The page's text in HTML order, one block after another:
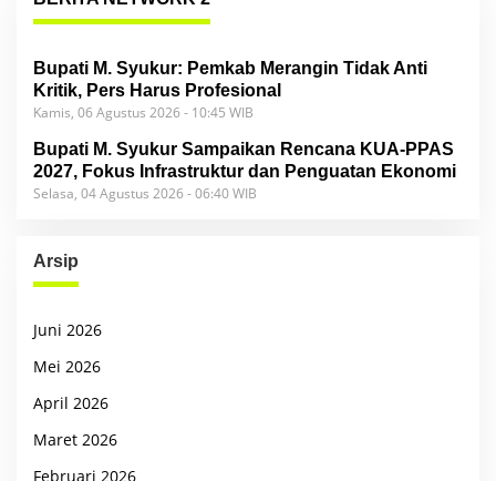
Bupati M. Syukur: Pemkab Merangin Tidak Anti
Kritik, Pers Harus Profesional
Kamis, 06 Agustus 2026 - 10:45 WIB
Bupati M. Syukur Sampaikan Rencana KUA-PPAS
2027, Fokus Infrastruktur dan Penguatan Ekonomi
Selasa, 04 Agustus 2026 - 06:40 WIB
Arsip
Juni 2026
Mei 2026
April 2026
Maret 2026
Februari 2026